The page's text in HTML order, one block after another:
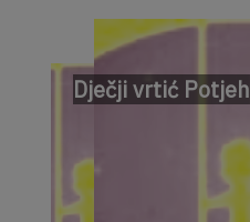
Dječji vrtić Potjeh